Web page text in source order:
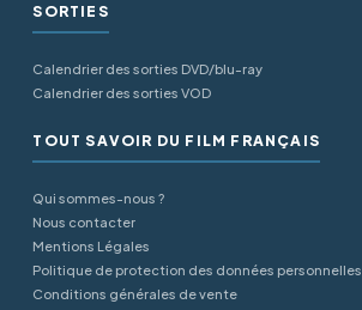
SORTIES
Calendrier des sorties DVD/blu-ray
Calendrier des sorties VOD
TOUT SAVOIR DU FILM FRANÇAIS
Qui sommes-nous ?
Nous contacter
Mentions Légales
Politique de protection des données personnelles
Conditions générales de vente